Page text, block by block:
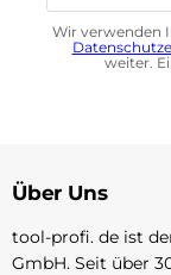
Wir verwenden
weiter.
Über Uns
tool-profi. de ist
GmbH. Seit über